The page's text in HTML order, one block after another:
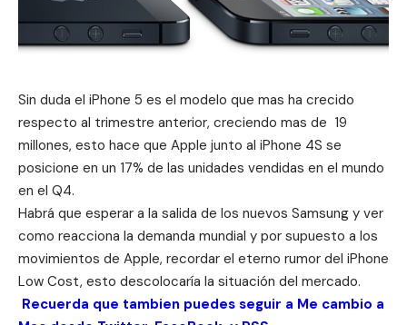
Sin duda el iPhone 5 es el modelo que mas ha crecido
respecto al trimestre anterior, creciendo mas de 19
millones, esto hace que Apple junto al iPhone 4S se
posicione en un 17% de las unidades vendidas en el mundo
en el Q4.
Habrá que esperar a la salida de los nuevos Samsung y ver
como reacciona la demanda mundial y por supuesto a los
movimientos de Apple, recordar el eterno rumor del iPhone
Low Cost, esto descolocaría la situación del mercado.
Recuerda que tambien puedes seguir a Me cambio a